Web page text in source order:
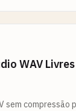
WAV
sem compressão